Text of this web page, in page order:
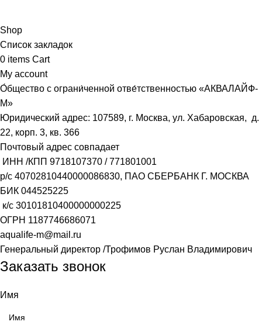
Shop
Список закладок
0 items Cart
My account
О́бщество с ограни́ченной отве́тственностью «АКВАЛАЙФ-
М»
Юридический адрес: 107589, г. Москва, ул. Хабаровская, д.
22, корп. 3, кв. 366
Почтовый адрес совпадает
ИНН /КПП 9718107370 /771801001
р/с 40702810440000086830, ПАО СБЕРБАНК Г. МОСКВА
БИК 044525225
к/с 30101810400000000225
ОГРН 1187746686071
aqualife-m@mail.ru
Генеральный директор /Трофимов Руслан Владимирович
Заказать звонок
Имя